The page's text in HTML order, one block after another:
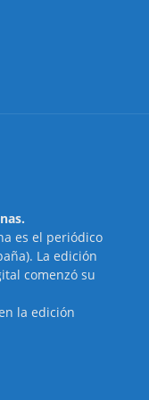
es el periódico
La edición
comenzó su
la edición